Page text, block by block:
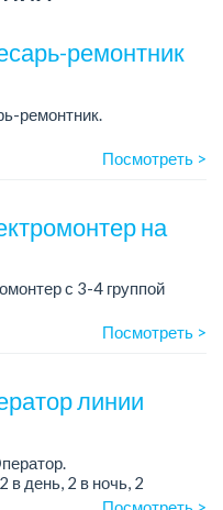
ремонтник
ремонтник.
Посмотреть >
на
с 3-4 группой
Посмотреть >
линии
день, 2 в ночь, 2